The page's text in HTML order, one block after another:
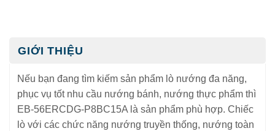
GIỚI THIỆU
Nếu bạn đang tìm kiếm sản phẩm lò nướng đa năng,
phục vụ tốt nhu cầu nướng bánh, nướng thực phẩm thì
EB-56ERCDG-P8BC15A là sản phẩm phù hợp. Chiếc
lò với các chức năng nướng truyền thống, nướng toàn